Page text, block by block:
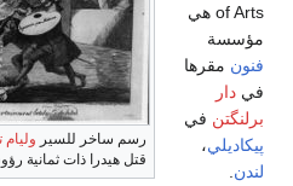
رسم ساخر للسير
قتل هيدرا ذات ثمانية
of Arts هي
مؤسسة
فنون مقرها
في دار
برلنگتن في
پيكاديلي،
لندن